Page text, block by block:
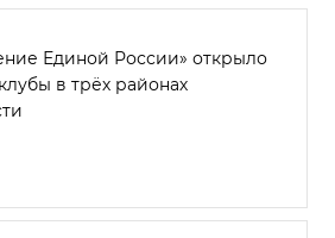
Единой России» открыло
в трёх районах